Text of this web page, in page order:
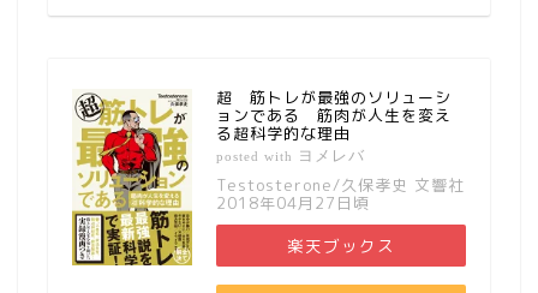
超 筋トレが最強のソリューシ
ョンである 筋肉が人生を変え
る超科学的な理由
posted with ヨメレバ
Testosterone/久保孝史 文響社
2018年04月27日頃
楽天ブックス